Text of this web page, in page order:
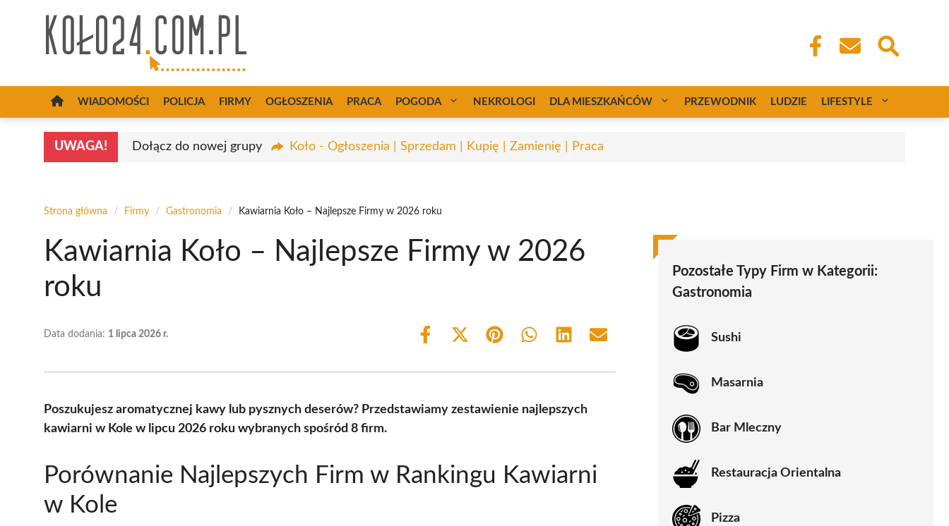
WIADOMOŚCI POLICJA FIRMY OGŁOSZENIA PRACA POGODA NEKROLOGI DLA MIESZKAŃCÓW PRZEWODNIK LUDZIE LIFESTYLE
UWAGA! Dołącz do nowej grupy Koło - Ogłoszenia | Sprzedam | Kupię | Zamienię | Praca
Strona główna / Firmy / Gastronomia / Kawiarnia Koło – Najlepsze Firmy w 2026 roku
Kawiarnia Koło – Najlepsze Firmy w 2026
roku
Data dodania: 1 lipca 2026 r.
Share
Share
(Twitter)
Share Share Share Share
Poszukujesz aromatycznej kawy lub pysznych deserów? Przedstawiamy zestawienie najlepszych
kawiarni w Kole w lipcu 2026 roku wybranych spośród 8 firm.
Porównanie Najlepszych Firm w Rankingu Kawiarni
w Kole
Pozostałe Typy Firm w Kategorii:
Gastronomia
Sushi
Masarnia
Bar Mleczny
Restauracja Orientalna
Pizza